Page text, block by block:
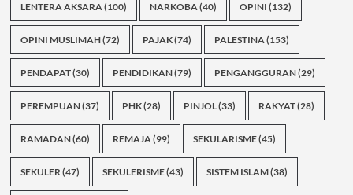
LENTERA AKSARA(100) NARKOBA(40) OPINI (132)
OPINI MUSLIMAH(72) PAJAK(74) PALESTINA(153)
PENDAPAT(30) PENDIDIKAN(79) PENGANGGURAN(29)
PEREMPUAN(37) PHK(28) PINJOL(33) RAKYAT(28)
RAMADAN(60) REMAJA(99) SEKULARISME(45)
SEKULER(47) SEKULERISME(43) SISTEM ISLAM(38)